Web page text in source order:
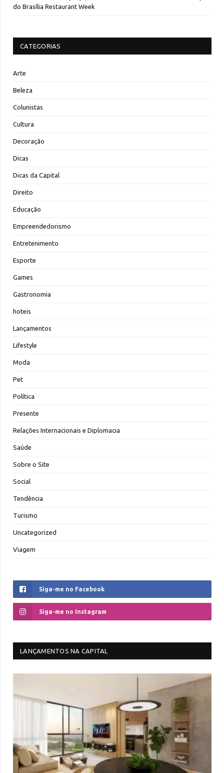
do Brasília Restaurant Week
CATEGORIAS
Arte
Beleza
Colunistas
Cultura
Decoração
Dicas
Dicas da Capital
Direito
Educação
Empreendedorismo
Entretenimento
Esporte
Games
Gastronomia
hoteis
Lançamentos
Lifestyle
Moda
Pet
Política
Presente
Relações Internacionais e Diplomacia
Saúde
Sobre o Site
Social
Tendência
Turismo
Uncategorized
Viagem
Siga-me no Facebook
Siga-me no Instagram
LANÇAMENTOS NA CAPITAL